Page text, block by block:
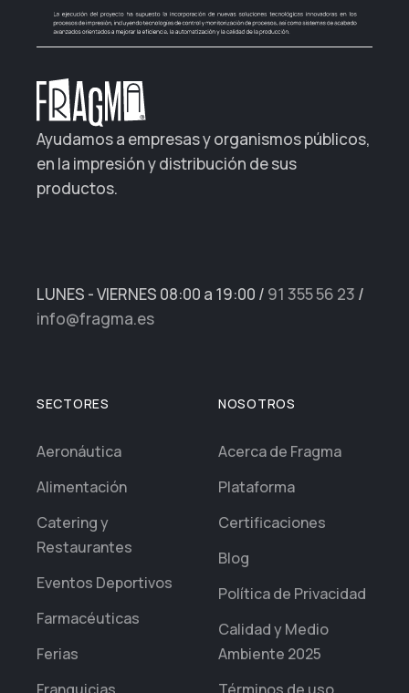
Ayudamos a empresas y organismos públicos,
en la impresión y distribución de sus
productos.
LUNES - VIERNES 08:00 a 19:00 / 91 355 56 23 /
info@fragma.es
SECTORES
Aeronáutica
Alimentación
Catering y
Restaurantes
Eventos Deportivos
Farmacéuticas
Ferias
Franquicias
NOSOTROS
Acerca de Fragma
Plataforma
Certificaciones
Blog
Política de Privacidad
Calidad y Medio
Ambiente 2025
Términos de uso